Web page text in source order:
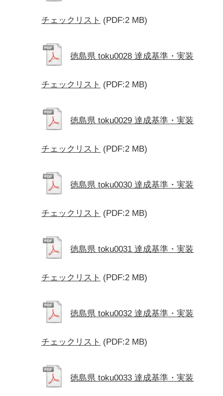
チェックリスト (PDF:2 MB)
徳島県 toku0028 達成基準・実装
チェックリスト (PDF:2 MB)
徳島県 toku0029 達成基準・実装
チェックリスト (PDF:2 MB)
徳島県 toku0030 達成基準・実装
チェックリスト (PDF:2 MB)
徳島県 toku0031 達成基準・実装
チェックリスト (PDF:2 MB)
徳島県 toku0032 達成基準・実装
チェックリスト (PDF:2 MB)
徳島県 toku0033 達成基準・実装